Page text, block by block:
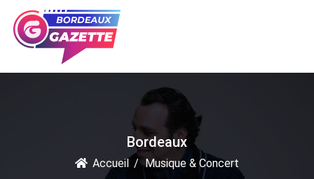
Bordeaux
Accueil Musique & Concert